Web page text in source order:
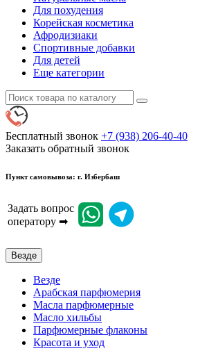
Для похудения
Корейская косметика
Афродизиаки
Спортивные добавки
Для детей
Еще категории
Бесплатный звонок +7 (938) 206-40-40
Заказать обратный звонок
Пункт самовывоза: г. Избербаш
Задать вопрос
оператору ➡
Везде
Везде
Арабская парфюмерия
Масла парфюмерные
Масло хильбы
Парфюмерные флаконы
Красота и уход